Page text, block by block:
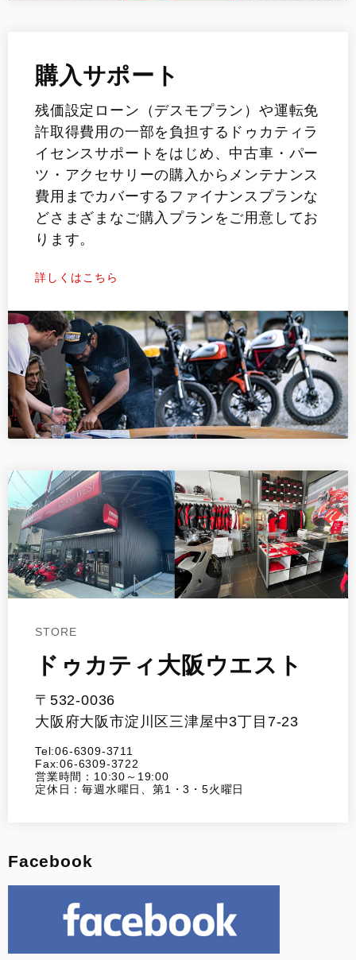
購入サポート
残価設定ローン（デスモプラン）や運転免
許取得費用の一部を負担するドゥカティラ
イセンスサポートをはじめ、中古車・パー
ツ・アクセサリーの購入からメンテナンス
費用までカバーするファイナンスプランな
どさまざまなご購入プランをご用意してお
ります。
詳しくはこちら
STORE
ドゥカティ大阪ウエスト
〒532-0036
大阪府大阪市淀川区三津屋中3丁目7-23
Tel:06-6309-3711
Fax:06-6309-3722
営業時間：10:30～19:00
定休日：毎週水曜日、第1・3・5火曜日
Facebook